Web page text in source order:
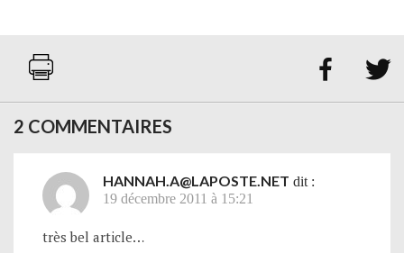
 
2 COMMENTAIRES
HANNAH.A@LAPOSTE.NET dit :
19 décembre 2011 à 15:21
très bel article…